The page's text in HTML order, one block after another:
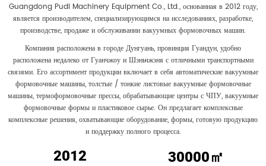
Guangdong Pudi Machinery Equipment Co., Ltd., основанная в 2012 году,
является производителем, специализирующимся на исследованиях, разработке,
производстве, продаже и обслуживании вакуумных формовочных машин.
Компания расположена в городе Дунгуань, провинция Гуандун, удобно
расположена недалеко от Гуанчжоу и Шэньчжэня с отличными транспортными
связями. Его ассортимент продукции включает в себя автоматические вакуумные
формовочные машины, толстые / тонкие листовые вакуумные формовочные
машины, термоформовочные прессы, обрабатывающие центры с ЧПУ, вакуумные
формовочные формы и пластиковое сырье. Он предлагает комплексные
комплексные решения, охватывающие оборудование, формы, готовую продукцию
и поддержку полного процесса.
2012 30000㎡